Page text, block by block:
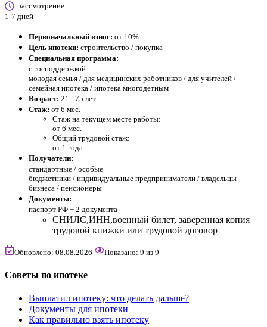
рассмотрение
1-7 дней
Первоначальный взнос: от 10%
Цель ипотеки: строительство / покупка
Специальная программа:
с господдержкой
молодая семья / для медицинских работников / для учителей /
семейная ипотека / ипотека многодетным
Возраст: 21 - 75 лет
Стаж: от 6 мес.
Стаж на текущем месте работы:
от 6 мес.
Общий трудовой стаж:
от 1 года
Получатели:
стандартные / особые
бюджетники / индивидуальные предприниматели / владельцы
бизнеса / пенсионеры
Документы:
паспорт РФ + 2 документа
СНИЛС,ИНН,военный билет, заверенная копия
трудовой книжки или трудовой договор
Обновлено: 08.08.2026 Показано: 9 из 9
Советы по ипотеке
Выплатил ипотеку: что делать дальше?
Документы для ипотеки
Как правильно взять ипотеку